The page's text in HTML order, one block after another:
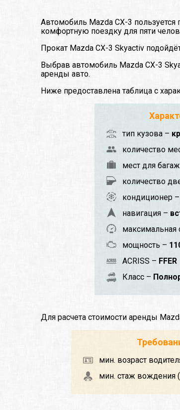
Автомобиль Mazda CX-3
комфортную поездку для пяти
Прокат Mazda CX-3 Skyactiv
Выбрав автомобиль Mazda CX-3
аренды авто.
Ниже предоставлена таблица с
тип кузова –
количество
мест для
количество
кондиционер –
навигация –
максимальная
мощность –
ACRISS – FFER
Класс –
Для расчета стоимости аренды
мин. возраст
мин. стаж вождения